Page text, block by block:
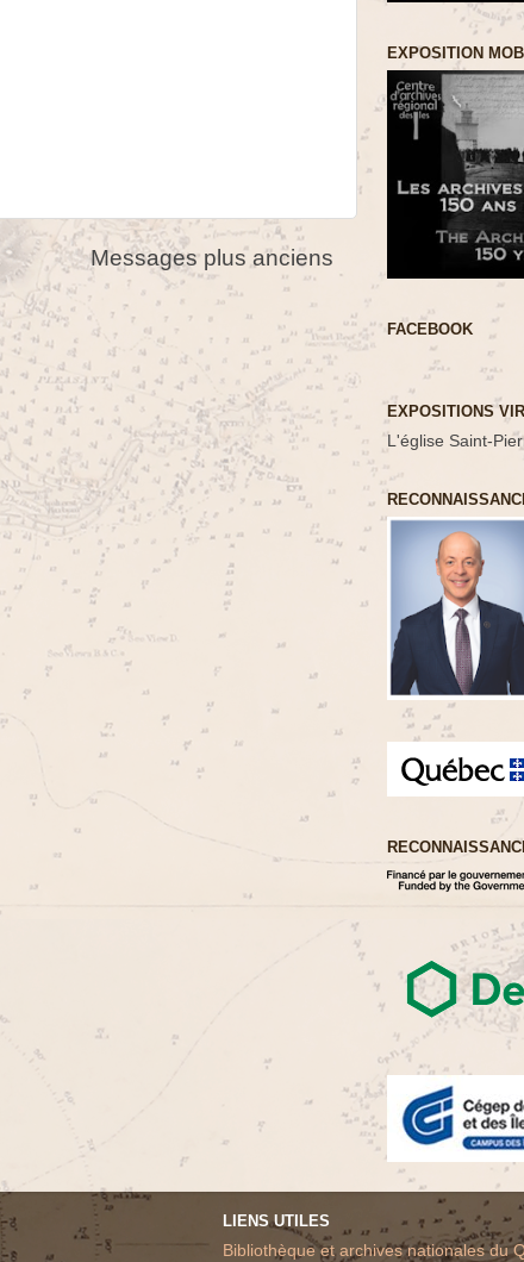
Messages plus anciens
EXPOSITION
FACEBOOK
EXPOSITIONS
L'église Saint-
LIENS UTILES
Bibliothèque et archives nationales du